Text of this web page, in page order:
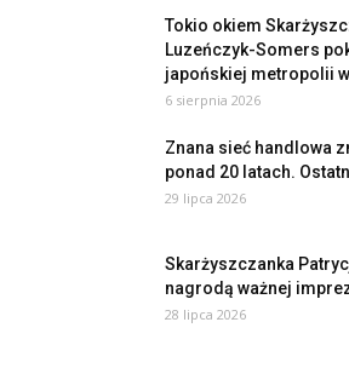
Tokio okiem
Luzeńczyk-Somers
japońskiej metropolii
6 sierpnia 2026
Znana sieć handlowa
ponad 20 latach.
29 lipca 2026
Skarżyszczanka
nagrodą ważnej
28 lipca 2026